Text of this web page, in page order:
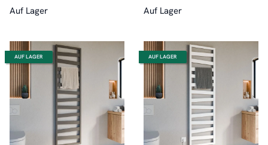
Auf Lager Auf Lager
AUF LAGER AUF LAGER